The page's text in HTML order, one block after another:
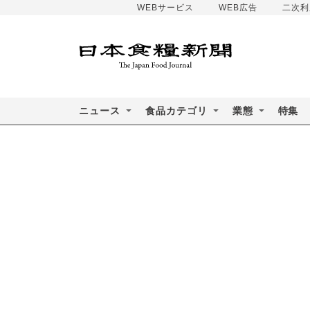
WEBサービス WEB広告 二次
ニュース 食品カテゴリ 業態 特集